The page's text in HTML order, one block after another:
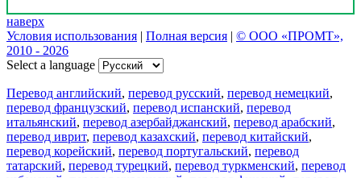
наверх
Условия использования | Полная версия | © ООО «ПРОМТ»,
2010 - 2026
Select a language
Перевод английский, перевод русский, перевод немецкий,
перевод французский, перевод испанский, перевод
итальянский, перевод азербайджанский, перевод арабский,
перевод иврит, перевод казахский, перевод китайский,
перевод корейский, перевод португальский, перевод
татарский, перевод турецкий, перевод туркменский, перевод